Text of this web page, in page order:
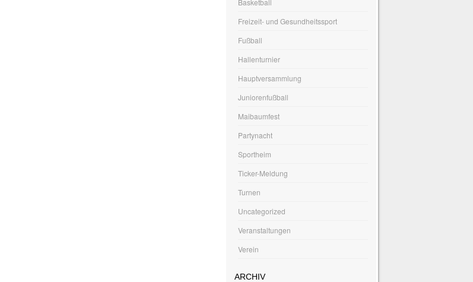
Freizeit- und Gesundheitssport
Fußball
Hallenturnier
Hauptversammlung
Juniorenfußball
Maibaumfest
Partynacht
Sportheim
Ticker-Meldung
Turnen
Uncategorized
Veranstaltungen
Verein
ARCHIV